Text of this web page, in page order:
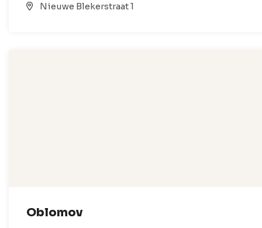
Nieuwe Blekerstraat 1
Oblomov